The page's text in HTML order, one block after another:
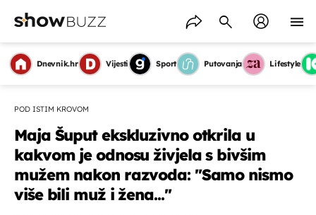
Dnevnik.hr Vijesti Sport Putovanja Lifestyle
POD ISTIM KROVOM
Maja Šuput ekskluzivno otkrila u
kakvom je odnosu živjela s bivšim
mužem nakon razvoda: ''Samo nismo
više bili muž i žena...''